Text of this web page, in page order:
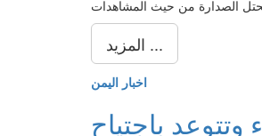
المزيد ...
اخبار اليمن
باجتياح